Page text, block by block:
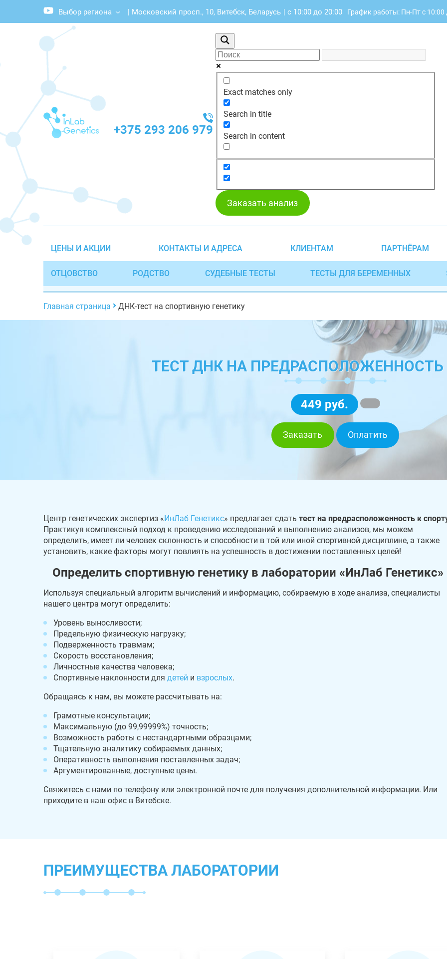
Выбор региона | Московский просп., 10, Витебск, Беларусь | с 10:00 до 20:00 График работы: Пн-Пт с 10:00
+375 293 206 979
Exact matches only
Search in title
Search in content
Заказать анализ
ЦЕНЫ И АКЦИИ КОНТАКТЫ И АДРЕСА КЛИЕНТАМ ПАРТНЁРАМ
ОТЦОВСТВО РОДСТВО СУДЕБНЫЕ ТЕСТЫ ТЕСТЫ ДЛЯ БЕРЕМЕННЫХ
Главная страница ДНК-тест на спортивную генетику
ТЕСТ ДНК НА ПРЕДРАСПОЛОЖЕННОСТЬ
449 руб.
Заказать Оплатить
Центр генетических экспертиз «ИнЛаб Генетикс» предлагает сдать тест на предрасположенность к
Практикуя комплексный подход к проведению исследований и выполнению анализов, мы можем
определить, имеет ли человек склонность и способности в той или иной спортивной дисциплине, а также
установить, какие факторы могут повлиять на успешность в достижении поставленных целей!
Определить спортивную генетику в лаборатории «ИнЛаб Генетикс»
Используя специальный алгоритм вычислений и информацию, собираемую в ходе анализа, специалисты
нашего центра могут определить:
Уровень выносливости;
Предельную физическую нагрузку;
Подверженность травмам;
Скорость восстановления;
Личностные качества человека;
Спортивные наклонности для детей и взрослых.
Обращаясь к нам, вы можете рассчитывать на:
Грамотные консультации;
Максимальную (до 99,99999%) точность;
Возможность работы с нестандартными образцами;
Тщательную аналитику собираемых данных;
Оперативность выполнения поставленных задач;
Аргументированные, доступные цены.
Свяжитесь с нами по телефону или электронной почте для получения дополнительной информации. Или
приходите в наш офис в Витебске.
ПРЕИМУЩЕСТВА ЛАБОРАТОРИИ